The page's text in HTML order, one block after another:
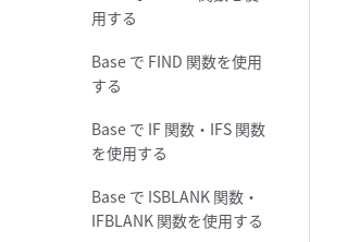
用する
Base で FIND 関数を使用
する
Base で IF 関数・IFS 関数
を使用する
Base で ISBLANK 関数・
IFBLANK 関数を使用する